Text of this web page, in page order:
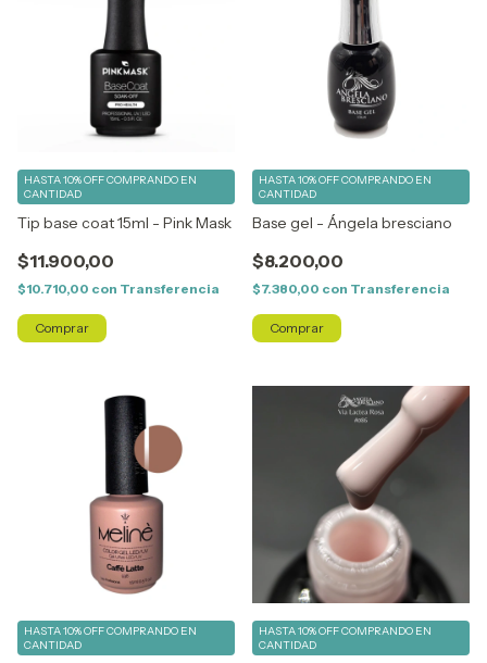
Tip base coat 15ml - Pink Mask
$11.900,00
HASTA 10% OFFCOMPRANDO EN
CANTIDAD
$10.710,00 con Transferencia
Base gel - Ángela bresciano
$8.200,00
HASTA 10% OFFCOMPRANDO EN
CANTIDAD
$7.380,00 con Transferencia
HASTA 10% OFFCOMPRANDO EN
CANTIDAD
HASTA 10% OFFCOMPRANDO EN
CANTIDAD